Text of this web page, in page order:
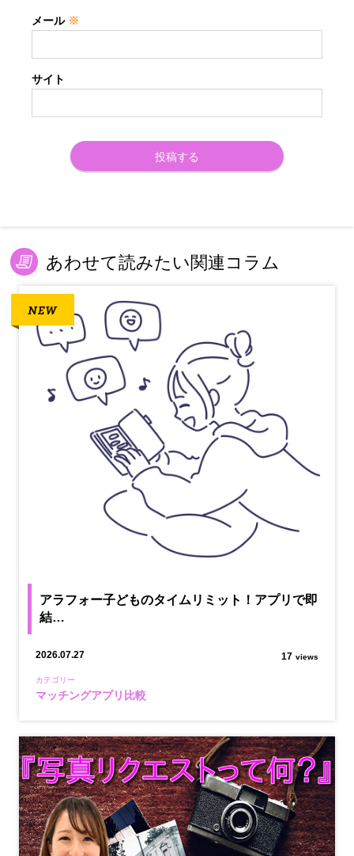
メール ※
サイト
あわせて読みたい関連コラム
アラフォー子どものタイムリミット！アプリで即
結…
2026.07.27 17 views
カテゴリー
マッチングアプリ比較